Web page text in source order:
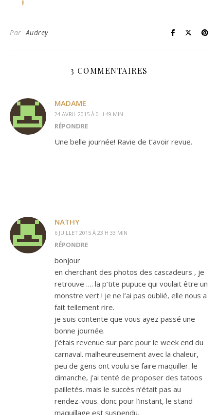
!
Par Audrey
3 COMMENTAIRES
MADAME
24 AVRIL 2015 À 0 H 49 MIN
RÉPONDRE
Une belle journée! Ravie de t’avoir revue.
NATHY
6 JUILLET 2015 À 23 H 33 MIN
RÉPONDRE
bonjour
en cherchant des photos des cascadeurs , je
retrouve …. la p’tite pupuce qui voulait être un
monstre vert ! je ne l’ai pas oublié, elle nous a
fait tellement rire.
je suis contente que vous ayez passé une
bonne journée.
j’étais revenue sur parc pour le week end du
carnaval. malheureusement avec la chaleur,
peu de gens ont voulu se faire maquiller. le
dimanche, j’ai tenté de proposer des tatoos
pailletés. mais le succès n’était pas au
rendez-vous. donc pour l’instant, le stand
maquillage est suspendu.